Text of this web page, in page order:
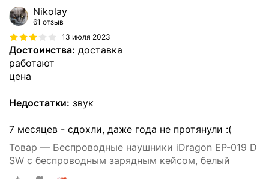
Nikolay
61 отзыв
13 июля 2023
Достоинства: доставка
работают
цена
Недостатки: звук
7 месяцев - сдохли, даже года не протянули :(
Товар — Беспроводные наушники iDragon EP-019 D
SW с беспроводным зарядным кейсом, белый